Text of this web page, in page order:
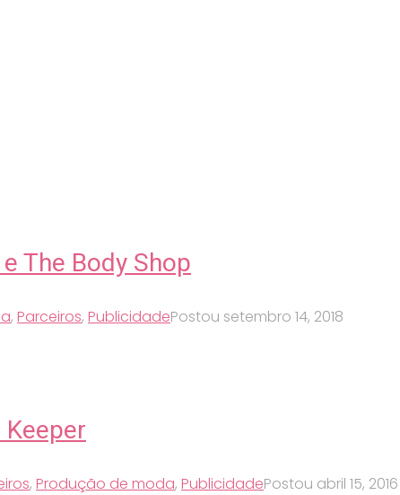
The Body Shop
, Parceiros, PublicidadePostou setembro 14, 2018
Keeper
, Produção de moda, PublicidadePostou abril 15, 2016